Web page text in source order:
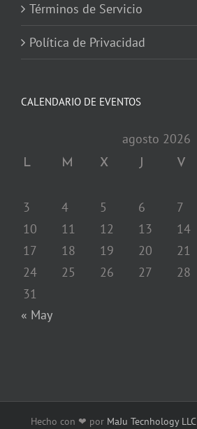
Términos de Servicio
Política de Privacidad
CALENDARIO DE EVENTOS
agosto 2026
L M X J V
3
4 5 6 7
10
11 12 13 14
17
18 19 20 21
24
25 26 27 28
31
« May
Hecho con ❤ por MaJu Tecnhology LLC